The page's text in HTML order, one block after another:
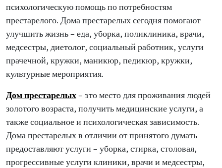
психологическую помощь по потребностям
престарелого. Дома престарелых сегодня помогают
улучшить жизнь – еда, уборка, поликлиника, врачи,
медсестры, диетолог, социальный работник, услуги
прачечной, кружки, маникюр, педикюр, кружки,
культурные мероприятия.
Дом престарелых– это место для проживания людей
золотого возраста, получить медицинские услуги, а
также социальное и психологическая зависимость.
Дома престарелых в отличии от принятого думать
предоставляют услуги – уборка, стирка, столовая,
прогрессивные услуги клиники, врачи и медсестры,